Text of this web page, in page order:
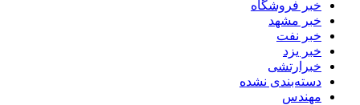
خبر فروشگاه
خبر مشهد
خبر نفت
خبر یزد
خبرارتشی
دسته‌بندی نشده
مهندس